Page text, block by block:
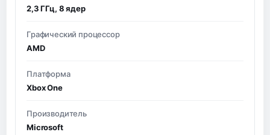
2,3 ГГц, 8 ядер
Графический процессор
AMD
Платформа
Xbox One
Производитель
Microsoft